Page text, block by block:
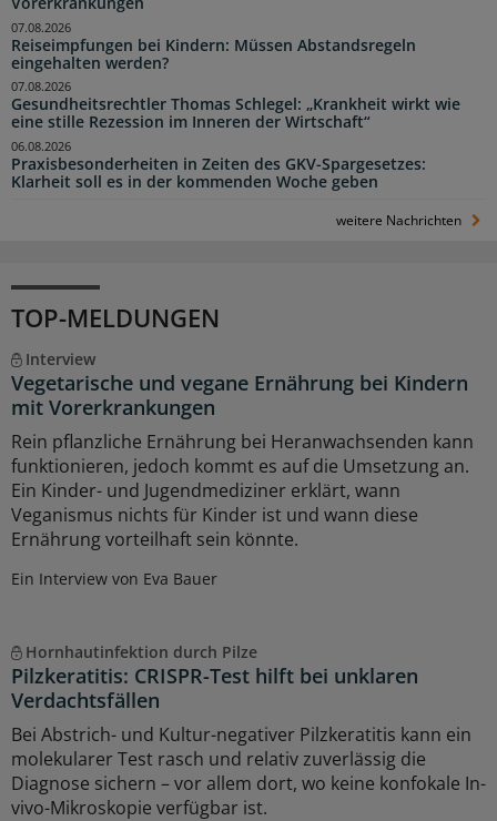
Reiseimpfungen bei Kindern: Müssen Abstandsregeln
eingehalten werden?
07.08.2026
Gesundheitsrechtler Thomas Schlegel: „Krankheit wirkt wie
eine stille Rezession im Inneren der Wirtschaft“
07.08.2026
Praxisbesonderheiten in Zeiten des GKV-Spargesetzes:
Klarheit soll es in der kommenden Woche geben
06.08.2026
weitere Nachrichten
TOP-MELDUNGEN
Interview
Vegetarische und vegane Ernährung bei Kindern
mit Vorerkrankungen
Rein pflanzliche Ernährung bei Heranwachsenden kann
funktionieren, jedoch kommt es auf die Umsetzung an.
Ein Kinder- und Jugendmediziner erklärt, wann
Veganismus nichts für Kinder ist und wann diese
Ernährung vorteilhaft sein könnte.
Ein Interview von Eva Bauer
Hornhautinfektion durch Pilze
Pilzkeratitis: CRISPR-Test hilft bei unklaren
Verdachtsfällen
Bei Abstrich- und Kultur-negativer Pilzkeratitis kann ein
molekularer Test rasch und relativ zuverlässig die
Diagnose sichern – vor allem dort, wo keine konfokale In-
vivo-Mikroskopie verfügbar ist.